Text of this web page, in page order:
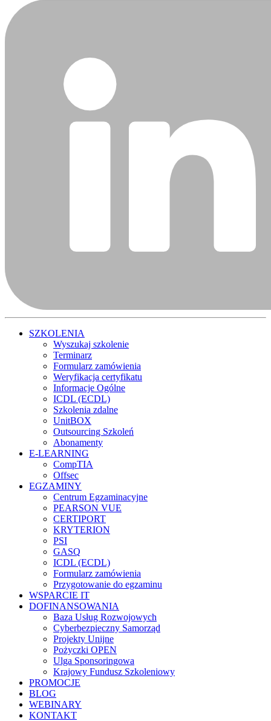
SZKOLENIA
Wyszukaj szkolenie
Terminarz
Formularz zamówienia
Weryfikacja certyfikatu
Informacje Ogólne
ICDL (ECDL)
Szkolenia zdalne
UnitBOX
Outsourcing Szkoleń
Abonamenty
E-LEARNING
CompTIA
Offsec
EGZAMINY
Centrum Egzaminacyjne
PEARSON VUE
CERTIPORT
KRYTERION
PSI
GASQ
ICDL (ECDL)
Formularz zamówienia
Przygotowanie do egzaminu
WSPARCIE IT
DOFINANSOWANIA
Baza Usług Rozwojowych
Cyberbezpieczny Samorząd
Projekty Unijne
Pożyczki OPEN
Ulga Sponsoringowa
Krajowy Fundusz Szkoleniowy
PROMOCJE
BLOG
WEBINARY
KONTAKT